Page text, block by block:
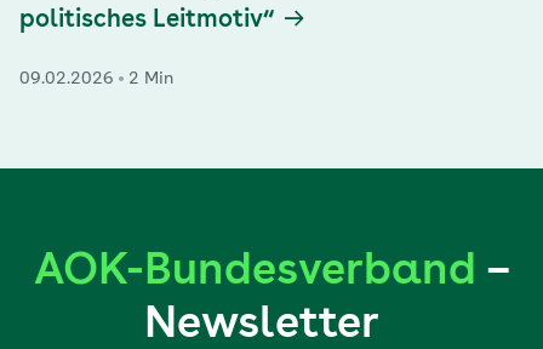
politisches Leitmotiv“
09.02.2026 2 Min
AOK-Bundesverband –
Newsletter